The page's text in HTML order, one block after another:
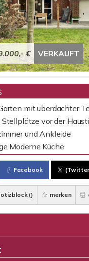
€ VERKAUFT
mit überdachter
Stellplätze vor der
und Ankleide
Moderne Küche
Facebook
() merken